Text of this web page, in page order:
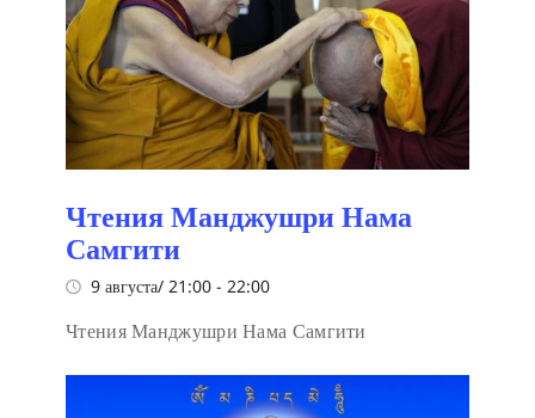
Чтения Манджушри Нама
Самгити
9 августа/ 21:00 - 22:00
Чтения Манджушри Нама Самгити